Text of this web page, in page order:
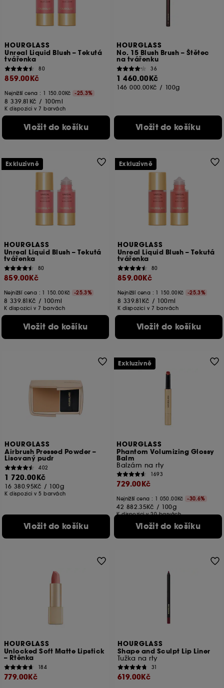
HOURGLASS
Unreal Liquid Blush – Tekutá
tvářenka
80
859.00Kč
Nejnižší cena : 1 150.00Kč -25.3%
8 339.81Kč / 100ml
K dispozici v 7 barvách
Vložit do košíku
HOURGLASS
No. 15 Blush Brush – Štětec
na tvářenku
36
1 460.00Kč
146 000.00Kč / 100g
Vložit do košíku
HOURGLASS
Unreal Liquid Blush – Tekutá
tvářenka
80
859.00Kč
Nejnižší cena : 1 150.00Kč -25.3%
8 339.81Kč / 100ml
K dispozici v 7 barvách
Vložit do košíku
Exkluzivně
HOURGLASS
Unreal Liquid Blush – Tekutá
tvářenka
80
859.00Kč
Nejnižší cena : 1 150.00Kč -25.3%
8 339.81Kč / 100ml
K dispozici v 7 barvách
Vložit do košíku
Exkluzivně
HOURGLASS
Airbrush Pressed Powder –
Lisovaný pudr
402
1 720.00Kč
16 380.95Kč / 100g
K dispozici v 5 barvách
Vložit do košíku
HOURGLASS
Phantom Volumizing Glossy
Balm
Balzám na rty
1693
729.00Kč
Nejnižší cena : 1 050.00Kč -30.6%
42 882.35Kč / 100g
K dispozici v 20 barvách
Vložit do košíku
Exkluzivně
HOURGLASS
Unlocked Soft Matte Lipstick
– Rtěnka
184
779.00Kč
HOURGLASS
Shape and Sculpt Lip Liner
Tužka na rty
31
619.00Kč
cílem zlepšit jeho výkon.
Ukládání a čtení netechnických souborů cookies
souborů cookies můžete upravit pomocí tlačítka níže
"Upravit nastavení" nebo zvolit možnost "Přijmout vše".
Svůj souhlas můžete kdykoli odvolat. Pokud chcete
získat více informací o souborech cookies, klikněte
zde.